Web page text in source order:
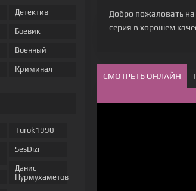
Добро пожаловать на
серия в хорошем
СМОТРЕТЬ ОНЛАЙН
Детектив
Боевик
Военный
Криминал
Turok1990
SesDizi
Данис
Нурмухаметов